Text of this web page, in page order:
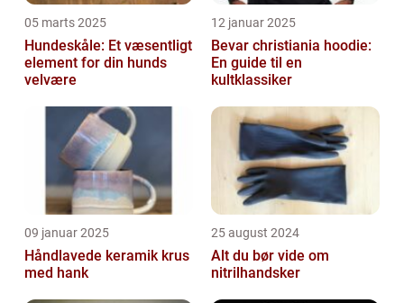
05 marts 2025
Hundeskåle: Et væsentligt
element for din hunds
velvære
12 januar 2025
Bevar christiania hoodie:
En guide til en
kultklassiker
09 januar 2025
Håndlavede keramik krus
med hank
25 august 2024
Alt du bør vide om
nitrilhandsker